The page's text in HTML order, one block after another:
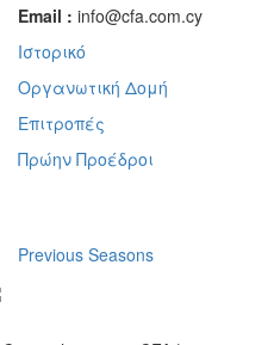
Email : info@cfa.com.cy
Ιστορικό
Οργανωτική Δομή
Επιτροπές
Πρώην Προέδροι
Previous Seasons